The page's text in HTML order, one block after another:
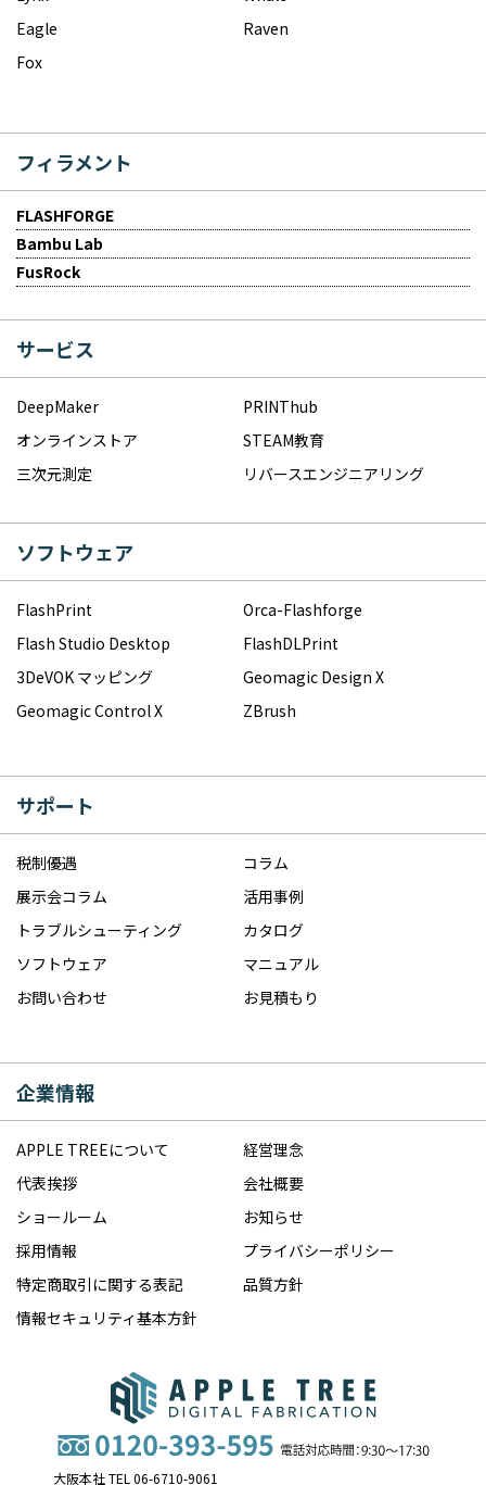
Eagle
Raven
Fox
フィラメント
FLASHFORGE
Bambu Lab
FusRock
サービス
DeepMaker
PRINThub
オンラインストア
STEAM教育
三次元測定
リバースエンジニアリング
ソフトウェア
FlashPrint
Orca-Flashforge
Flash Studio Desktop
FlashDLPrint
3DeVOK マッピング
Geomagic Design X
Geomagic Control X
ZBrush
サポート
税制優遇
コラム
展示会コラム
活用事例
トラブルシューティング
カタログ
ソフトウェア
マニュアル
お問い合わせ
お見積もり
企業情報
APPLE TREEについて
経営理念
代表挨拶
会社概要
ショールーム
お知らせ
採用情報
プライバシーポリシー
特定商取引に関する表記
品質方針
情報セキュリティ基本方針
大阪本社 TEL 06-6710-9061